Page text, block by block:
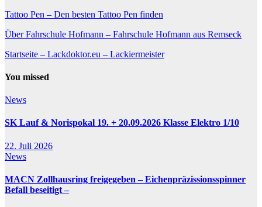
Tattoo Pen – Den besten Tattoo Pen finden
Über Fahrschule Hofmann – Fahrschule Hofmann aus Remseck
Startseite – Lackdoktor.eu – Lackiermeister
You missed
News
SK Lauf & Norispokal 19. + 20.09.2026 Klasse Elektro 1/10
22. Juli 2026
News
MACN Zollhausring freigegeben – Eichenpräzissionsspinner
Befall beseitigt –